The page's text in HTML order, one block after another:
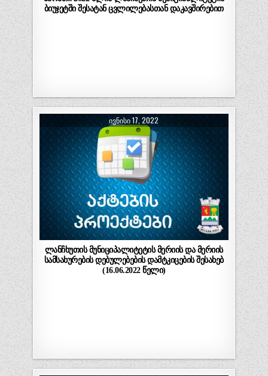
ბიუჯეტში შესატან ცვლილებასთან დაკავშირებით
ᲘᲕᲜᲘᲡᲘ 17, 2022
ლანჩხუთის მუნიციპალიტეტის მერიის და მერიის
სამსახურების დებულებების დამტკიცების შესახებ
(16.06.2022 წელი)